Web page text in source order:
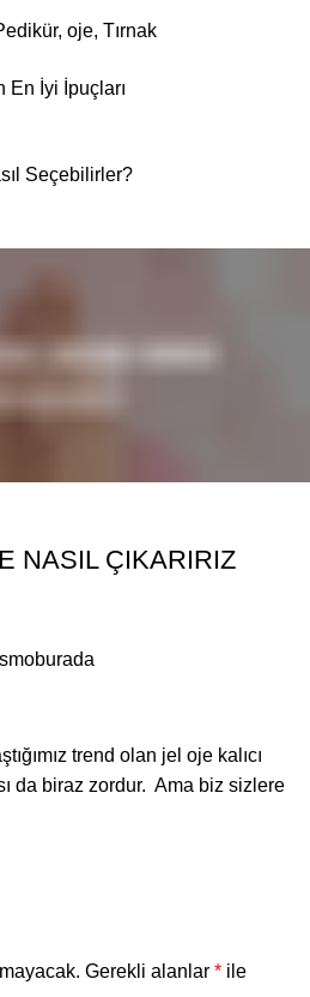
, oje, Tırnak
En İyi İpuçları
Seçebilirler?
NASIL ÇIKARIRIZ
trend olan jel oje kalıcı
da biraz zordur. Ama biz sizlere
Gerekli alanlar * ile